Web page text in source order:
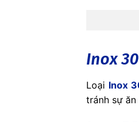
Inox
Loại Inox
tránh sự